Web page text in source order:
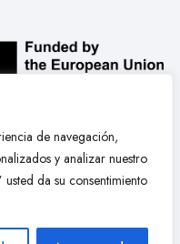
de navegación,
y analizar nuestro
da su consentimiento
Todos Los Derechos